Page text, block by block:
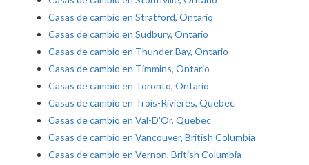
Casas de cambio en Stratford, Ontario
Casas de cambio en Sudbury, Ontario
Casas de cambio en Thunder Bay, Ontario
Casas de cambio en Timmins, Ontario
Casas de cambio en Toronto, Ontario
Casas de cambio en Trois-Rivières, Quebec
Casas de cambio en Val-D'Or, Quebec
Casas de cambio en Vancouver, British Columbia
Casas de cambio en Vernon, British Columbia